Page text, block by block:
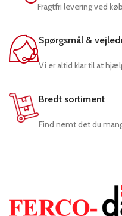
Fragtfri levering ved
Spørgsmål &
Vi er altid klar til at
Bredt sortiment
Find nemt det du